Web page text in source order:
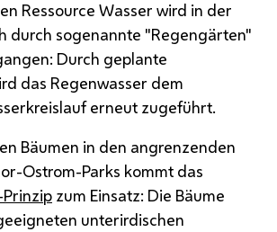
Ressource Wasser wird in der
durch sogenannte "Regengärten"
Durch geplante
das Regenwasser dem
erneut zugeführt.
Bäumen in den angrenzenden
Ostrom-Parks kommt das
zum Einsatz: Die Bäume
unterirdischen